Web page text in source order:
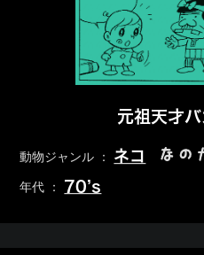
元祖天才
動物ジャンル ： ネコ なの
年代 ： 70’s